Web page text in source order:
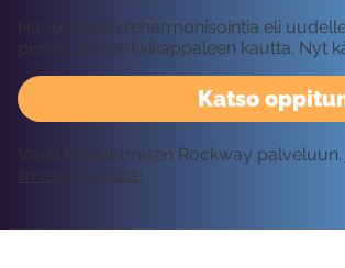
Katso
Harjoitellaan reharmonisointia eli
pienen esimerkkikappaleen kautta. Nyt
Vaatii kirjautumisen Rockway palveluun.
ilmaiseksi tästä!